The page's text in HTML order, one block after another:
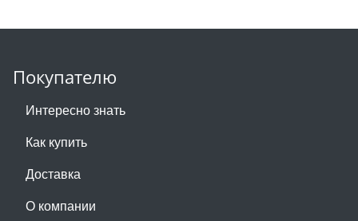
Покупателю
Интересно знать
Как купить
Доставка
О компании